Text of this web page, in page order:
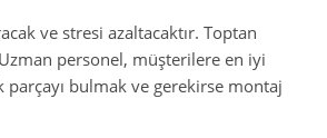
ve stresi azaltacaktır. Toptan
personel, müşterilere en iyi
bulmak ve gerekirse montaj